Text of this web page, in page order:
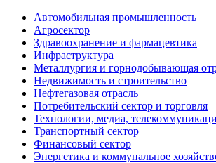
Автомобильная промышленность
Агросектор
Здравоохранение и фармацевтика
Инфраструктура
Металлургия и горнодобывающая
Недвижимость и строительство
Нефтегазовая отрасль
Потребительский сектор и торговля
Технологии, медиа,
Транспортный сектор
Финансовый сектор
Энергетика и коммунальное